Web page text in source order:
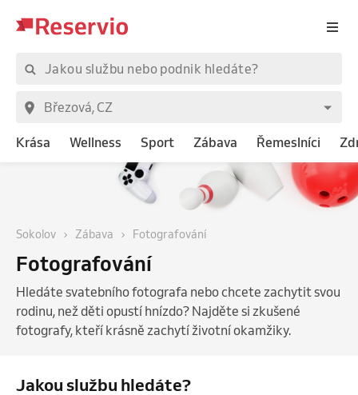
Krása Wellness Sport Zábava Řemeslníci
Sokolov Zábava Fotografování
Fotografování
Hledáte svatebního fotografa nebo chcete zachytit svou
rodinu, než děti opustí hnízdo? Najděte si zkušené
fotografy, kteří krásně zachytí životní okamžiky.
Jakou službu hledáte?